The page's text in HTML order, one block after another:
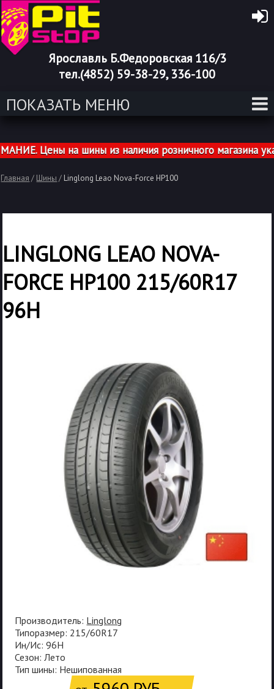
Ярославль Б.Федоровская 116/3
тел.(4852) 59-38-29, 336-100
ПОКАЗАТЬ МЕНЮ
Цены на шины из наличия розничного магазина
Главная / Шины / Linglong Leao Nova-Force HP100
LINGLONG LEAO NOVA-
FORCE HP100 215/60R17
96H
Производитель: Linglong
Типоразмер: 215/60R17
Ин/Ис: 96H
Сезон: Лето
Тип шины: Нешипованная